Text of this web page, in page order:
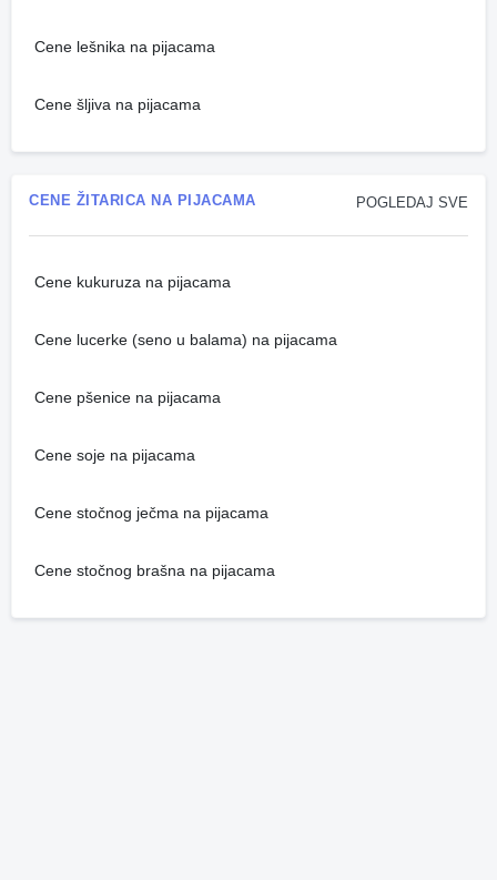
Cene lešnika na pijacama
Cene šljiva na pijacama
POGLEDAJ SVE
CENE ŽITARICA NA PIJACAMA
Cene kukuruza na pijacama
Cene lucerke (seno u balama) na pijacama
Cene pšenice na pijacama
Cene soje na pijacama
Cene stočnog ječma na pijacama
Cene stočnog brašna na pijacama